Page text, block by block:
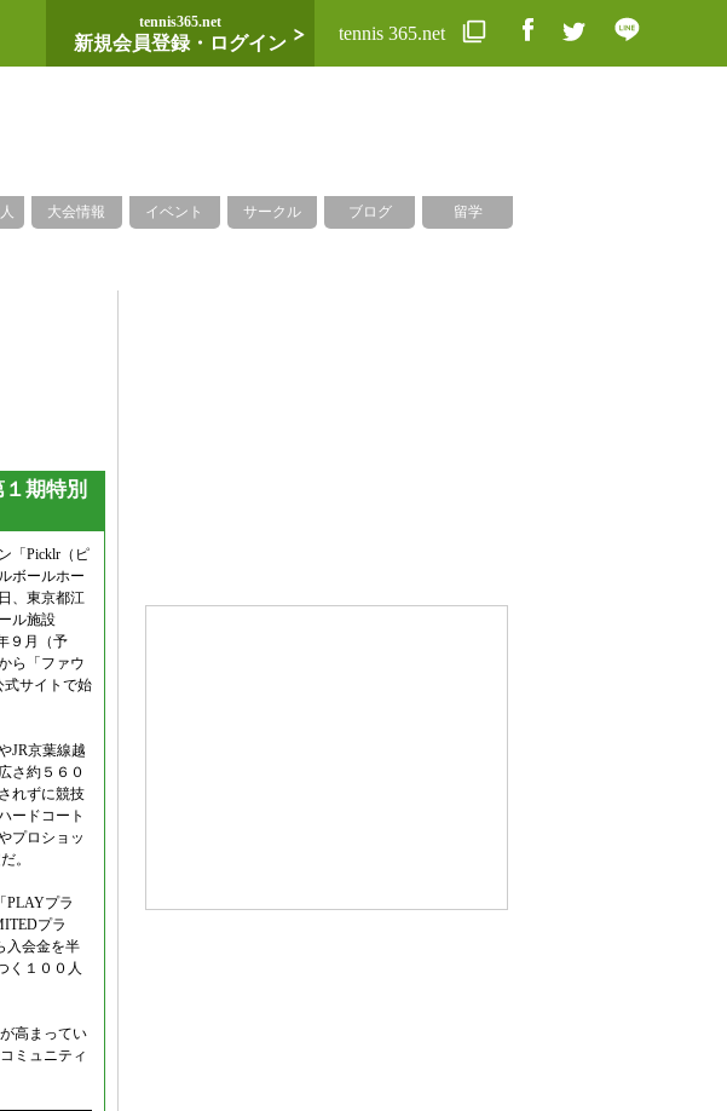
tennis365.net
新規会員登録・ログイン tennis 365.net
大会情報 イベント サークル ブログ 留学
期特別
「Picklr（ピ
ボールホー
、東京都江
ル施設
９月（予
ら「ファウ
式サイトで始
JR京葉線越
さ約５６０
れずに競技
ードコート
プロショッ
。
PLAYプラ
プラ
入会金を半
く１００人
高まってい
ミュニティ